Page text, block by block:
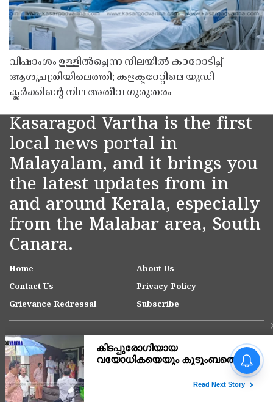
വിഷാംശം ഉള്ളിൽച്ചെന്ന നിലയിൽ കാറോടിച്ച്
ആശുപത്രിയിലെത്തി; കളക്ടറേറ്റിലെ യുഡി
ക്ലർക്കിൻ്റെ നില അതീവ ഗുരുതരം
Kasaragod Vartha is the first
local news portal in
Malayalam, and it brings you
the latest updates from in
and around Kerala, especially
from the Malabar area, South
Canara.
Home
About Us
Contact Us
Privacy Policy
Grievance Redressal
Subscribe
Copyright © 2007-
അർജുൻ ആയങ്കിയുടെ
അറസ്റ്റ് നാടകീയ
പൊലീസിനോട് പരിഹാസ